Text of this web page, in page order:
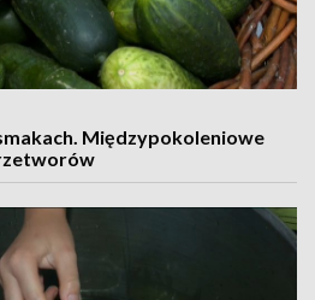
Międzypokoleniowe